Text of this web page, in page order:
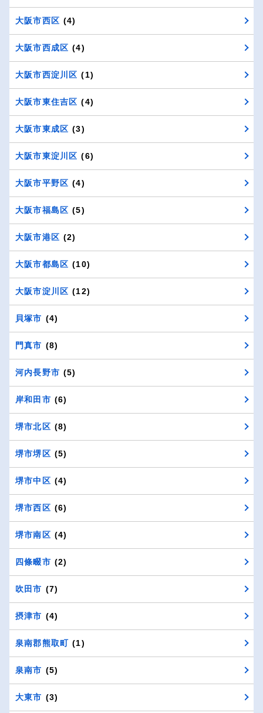
大阪市西区 (4)
大阪市西成区 (4)
大阪市西淀川区 (1)
大阪市東住吉区 (4)
大阪市東成区 (3)
大阪市東淀川区 (6)
大阪市平野区 (4)
大阪市福島区 (5)
大阪市港区 (2)
大阪市都島区 (10)
大阪市淀川区 (12)
貝塚市 (4)
門真市 (8)
河内長野市 (5)
岸和田市 (6)
堺市北区 (8)
堺市堺区 (5)
堺市中区 (4)
堺市西区 (6)
堺市南区 (4)
四條畷市 (2)
吹田市 (7)
摂津市 (4)
泉南郡熊取町 (1)
泉南市 (5)
大東市 (3)